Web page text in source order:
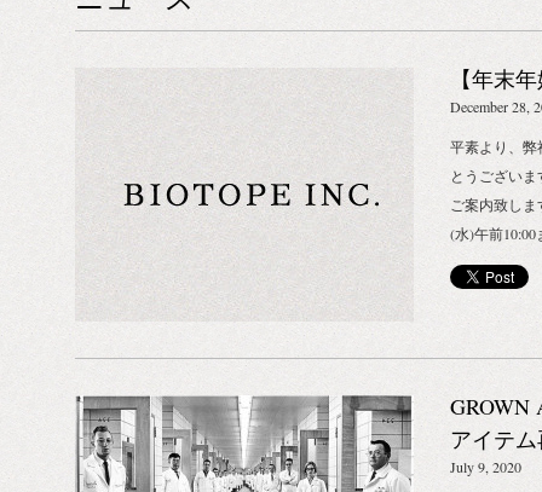
【年末
December 28,
平素より、弊
とうござい
ご案内致しま
(水)午前
す。 それ以
日(月)より順
きましては
年始は2021
業いたしま
い合わせ
GROWN
アイテ
知らせ
July 9, 2020